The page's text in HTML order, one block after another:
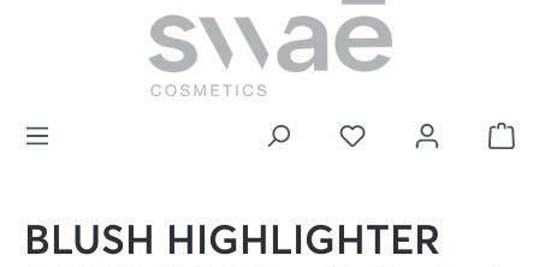
BLUSH HIGHLIGHTER